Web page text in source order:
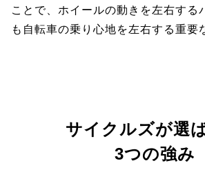
ことで、ホイールの動きを左右する
も自転車の乗り心地を左右する重要
サイクルズが選
3つの強み